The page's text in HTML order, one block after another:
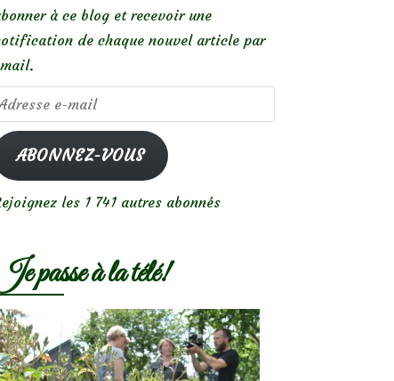
à ce blog et recevoir une
de chaque nouvel article par
Adresse
ABONNEZ-VOUS
les 1 741 autres abonnés
passe à la télé!